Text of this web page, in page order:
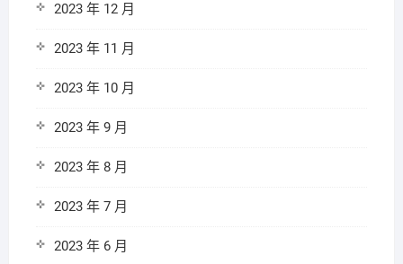
2023 年 12 月
2023 年 11 月
2023 年 10 月
2023 年 9 月
2023 年 8 月
2023 年 7 月
2023 年 6 月